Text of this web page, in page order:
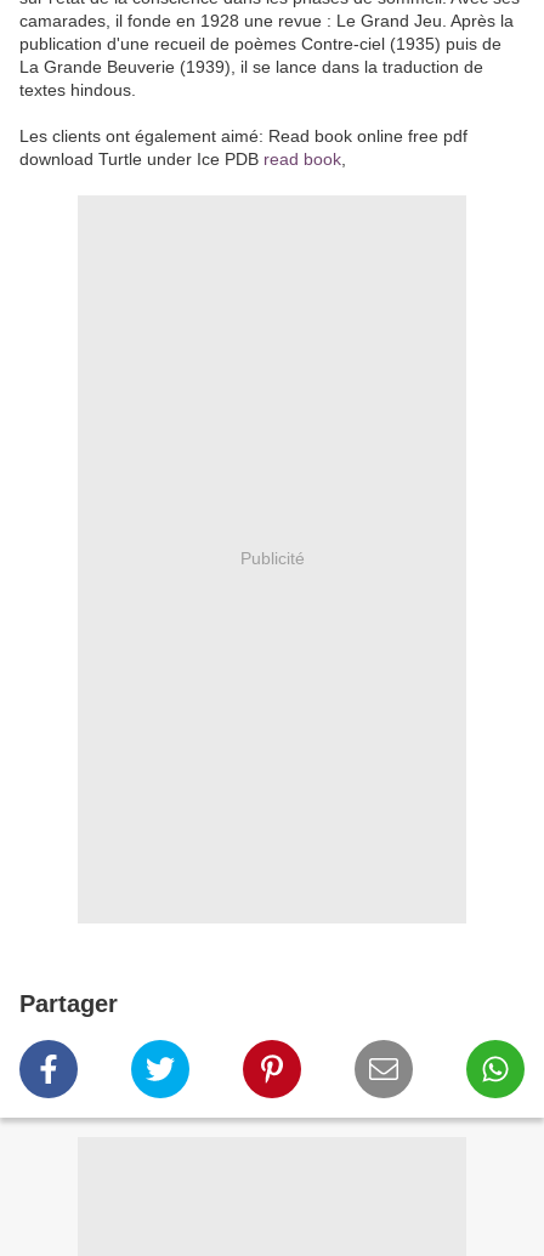
camarades, il fonde en 1928 une revue : Le Grand Jeu. Après la
publication d'une recueil de poèmes Contre-ciel (1935) puis de
La Grande Beuverie (1939), il se lance dans la traduction de
textes hindous.
Les clients ont également aimé: Read book online free pdf
download Turtle under Ice PDB read book
Publicité
Partager